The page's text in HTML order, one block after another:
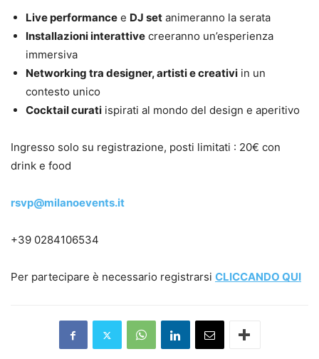
Live performance e DJ set animeranno la serata
Installazioni interattive creeranno un’esperienza
immersiva
Networking tra designer, artisti e creativi in un
contesto unico
Cocktail curati ispirati al mondo del design e aperitivo
Ingresso solo su registrazione, posti limitati : 20€ con
drink e food
rsvp@milanoevents.it
+39 0284106534
Per partecipare è necessario registrarsi CLICCANDO QUI